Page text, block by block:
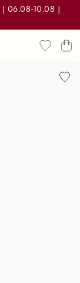
06.08-10.08 |